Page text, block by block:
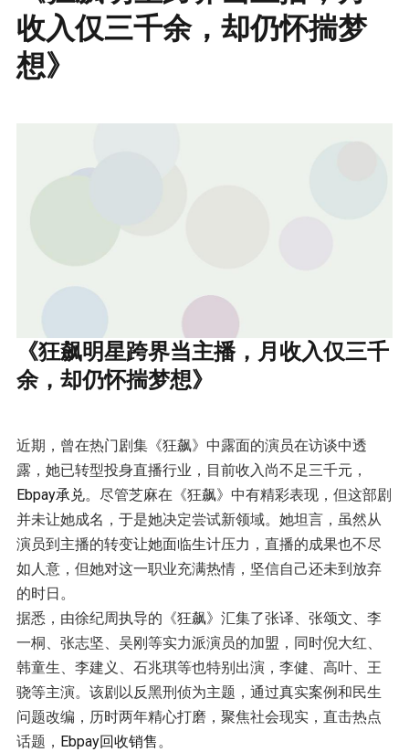
收入仅三千余，却仍怀揣梦
想》
《狂飙明星跨界当主播，月收入仅三千
余，却仍怀揣梦想》
近期，曾在热门剧集《狂飙》中露面的演员在访谈中透
露，她已转型投身直播行业，目前收入尚不足三千元，
Ebpay承兑。尽管芝麻在《狂飙》中有精彩表现，但这部剧
并未让她成名，于是她决定尝试新领域。她坦言，虽然从
演员到主播的转变让她面临生计压力，直播的成果也不尽
如人意，但她对这一职业充满热情，坚信自己还未到放弃
的时日。
据悉，由徐纪周执导的《狂飙》汇集了张译、张颂文、李
一桐、张志坚、吴刚等实力派演员的加盟，同时倪大红、
韩童生、李建义、石兆琪等也特别出演，李健、高叶、王
骁等主演。该剧以反黑刑侦为主题，通过真实案例和民生
问题改编，历时两年精心打磨，聚焦社会现实，直击热点
话题， Ebpay回收销售。